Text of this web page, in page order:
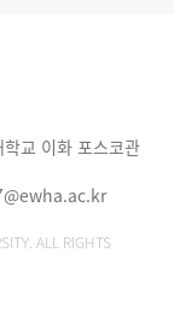
교 이화 포스코관
ALL RIGHTS